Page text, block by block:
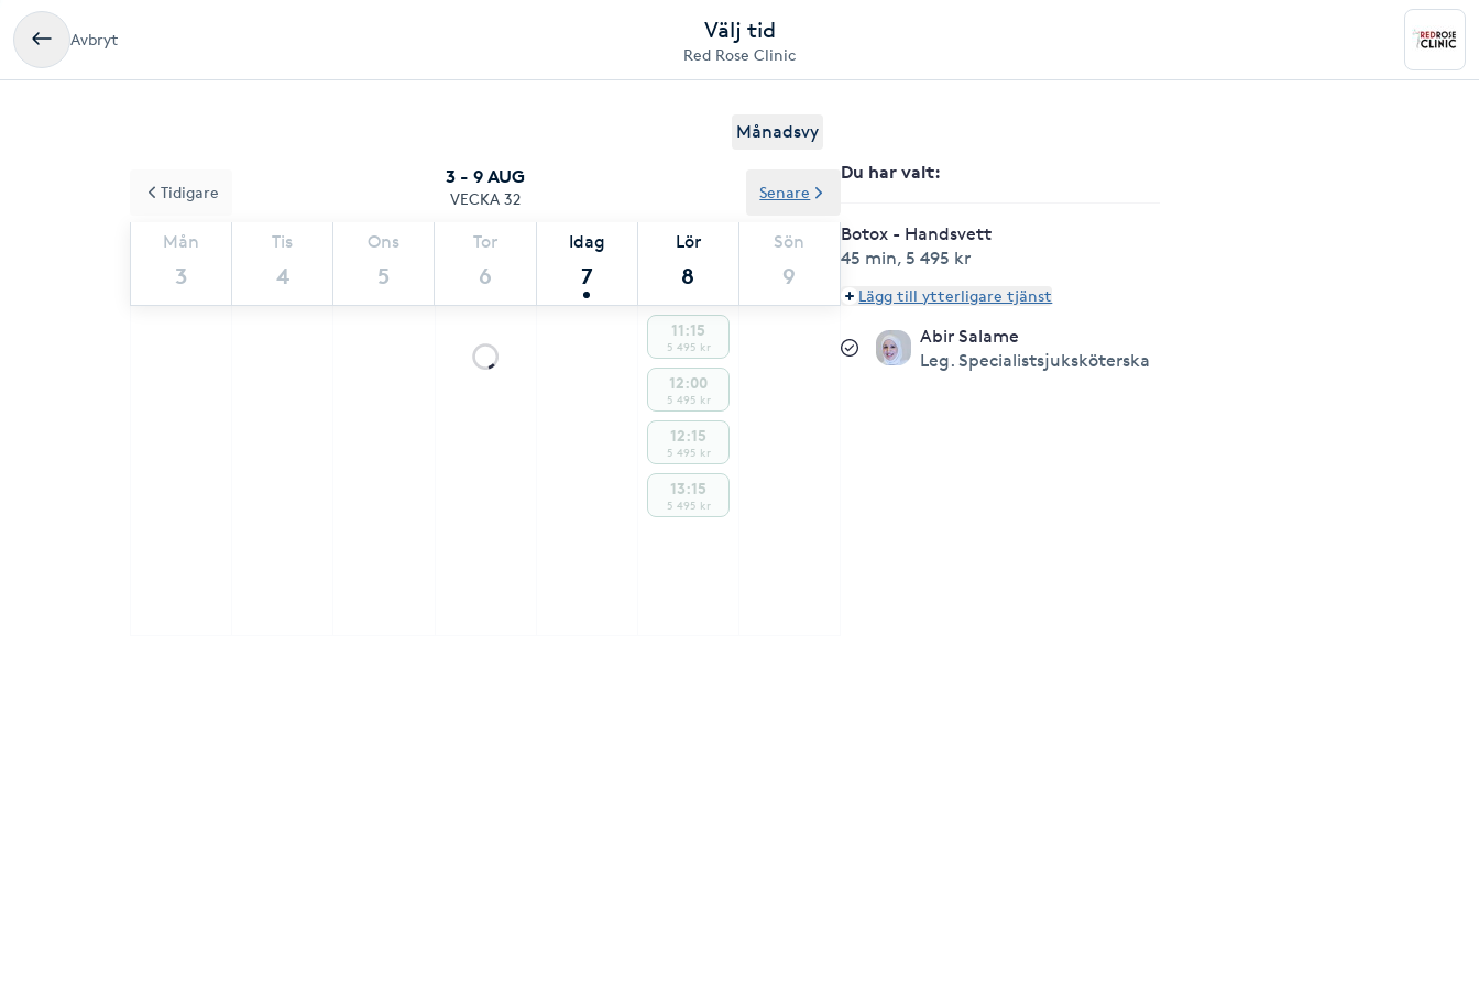
Avbryt Välj tid
Red Rose Clinic
Månadsvy
3 - 9 AUG
VECKA 32
Mån
3
Tis
4
Ons
5
Tor
6
Idag
7
Lör
8
Sön
9
Tidigare Senare
11:15
5 495 kr
12:00
5 495 kr
12:15
5 495 kr
13:15
5 495 kr
Du har valt:
Botox - Handsvett
45 min, 5 495 kr
Lägg till ytterligare tjänst
Abir Salame
Leg. Specialistsjuksköterska